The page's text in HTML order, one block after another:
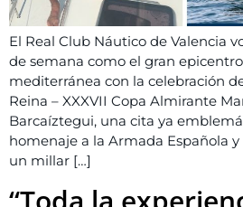
El Real Club Náutico de Valencia
de semana como el gran
mediterránea con la celebración
Reina – XXXVII Copa Almirante
Barcaíztegui, una cita ya
homenaje a la Armada Española
un millar […]